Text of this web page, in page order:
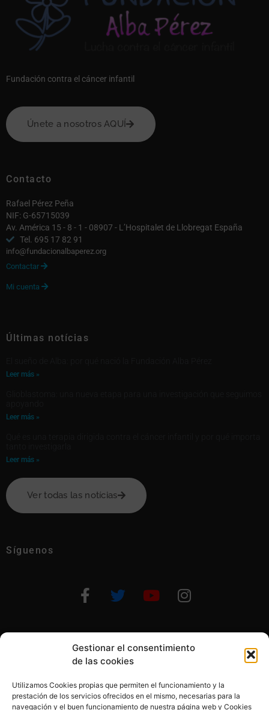
Gestionar el consentimiento
de las cookies
Utilizamos Cookies propias que permiten el funcionamiento y la
prestación de los servicios ofrecidos en el mismo, necesarias para la
navegación y el buen funcionamiento de nuestra página web y Cookies
Fundación contra el cáncer infantil
Únete a nosotros AQUÍ
Contacto
Rafael Pérez Peña
NIF: G-65715039
Av. América 15 - 8 - 1 - 08907 - L’Hospitalet de Llobregat España
Tel. 695 17 82 91
info@fundacionalbaperez.org
Contactar 
Mi cuenta 
Últimas notícias
Leer más »
Leer más »
Leer más »
Ver todas las notícias
Síguenos
Otras formas de ayudar